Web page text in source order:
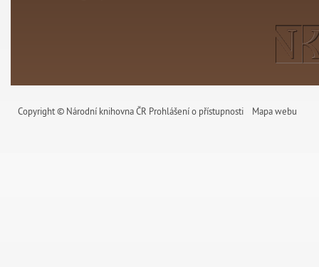
Copyright © Národní knihovna ČR Prohlášení o přístupnosti Mapa webu